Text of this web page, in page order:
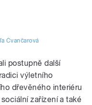
Čvančarová
postupně další
výletního
dřevěného interiéru
zařízení a také